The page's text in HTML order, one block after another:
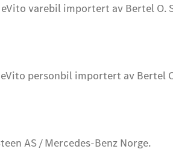
varebil importert av Bertel O.
personbil importert av Bertel
AS / Mercedes-Benz Norge.